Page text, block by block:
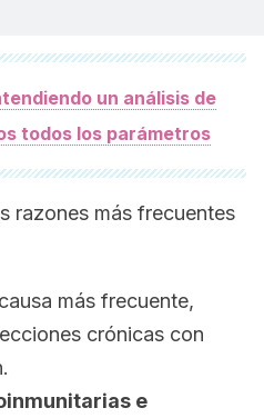
un análisis de
todos los parámetros
razones más frecuentes
más frecuente,
crónicas con
e